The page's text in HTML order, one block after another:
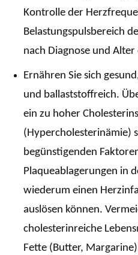
Kontrolle der
Belastungspulsbereich
nach Diagnose und
Ernähren Sie sich
und ballaststoffreich.
ein zu hoher
(Hypercholesterinämie)
begünstigenden
Plaqueablagerungen in
wiederum einen
auslösen können.
cholesterinreiche
Fette (Butter,